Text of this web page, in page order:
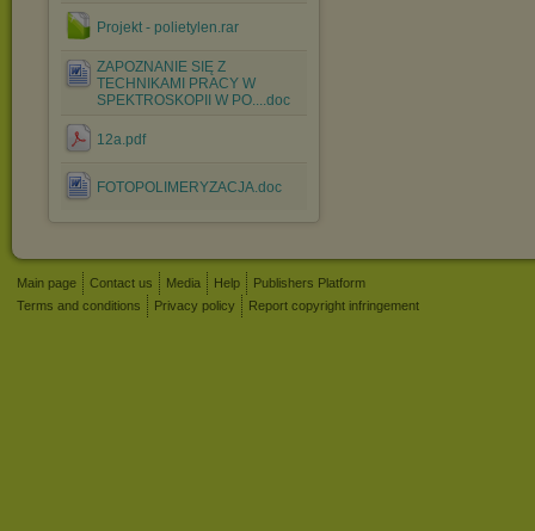
Projekt - polietylen.rar
ZAPOZNANIE SIĘ Z
TECHNIKAMI PRACY W
SPEKTROSKOPII W PO....doc
12a.pdf
FOTOPOLIMERYZACJA.doc
Main page Contact us Media Help
Publishers Platform
Terms and conditions
Privacy policy Report copyright infringement